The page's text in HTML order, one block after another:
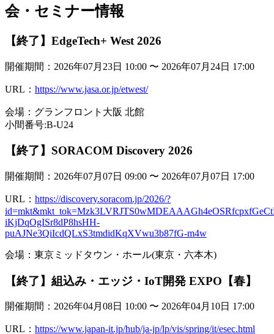
会・セミナー情報
【終了】EdgeTech+ West 2026
開催期間：2026年07月23日 10:00 〜 2026年07月24日 17:00
URL： https://www.jasa.or.jp/etwest/
会場：グランフロント大阪 北館
小間番号:B-U24
【終了】SORACOM Discovery 2026
開催期間：2026年07月07日 09:00 〜 2026年07月07日 17:00
URL： https://discovery.soracom.jp/2026/?
iKjDqOgISr8dP8hsHH-
puAJNe3QiIcdQLxS3tmdidKqXVwu3b87fG-m4w
会場：東京ミッドタウン・ホール(東京・六本木)
【終了】組込み・エッジ・IoT開発 EXPO【春】
開催期間：2026年04月08日 10:00 〜 2026年04月10日 17:00
URL： https://www.japan-it.jp/hub/ja-jp/lp/vis/spring/it/esec.html